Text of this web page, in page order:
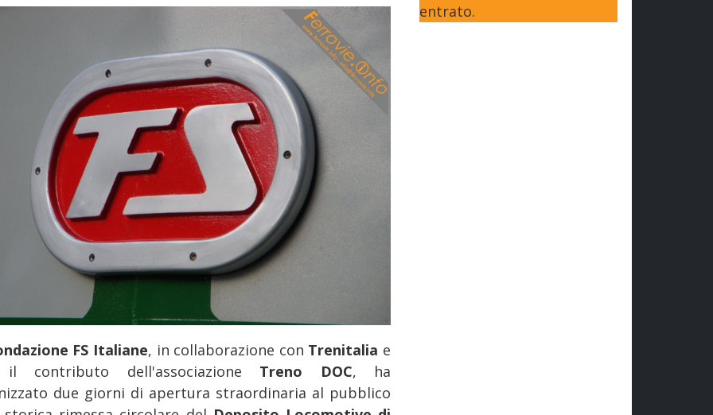
FS Italiane, in collaborazione con Trenitalia e
contributo dell'associazione Treno DOC, ha
due giorni di apertura straordinaria al pubblico
entrato.